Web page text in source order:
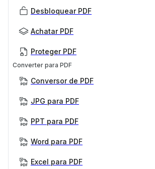
Desbloquear PDF
Achatar PDF
Proteger PDF
Converter para PDF
Conversor de PDF
JPG para PDF
PPT para PDF
Word para PDF
Excel para PDF